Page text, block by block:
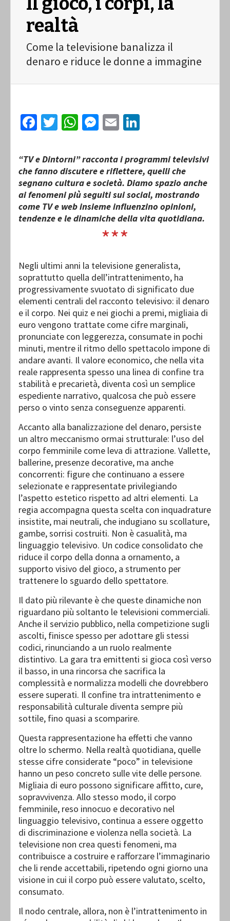
realtà
Come la televisione banalizza il
denaro e riduce le donne a immagine
Facebook
Twitter
WhatsApp
Messenger
Email
“TV e Dintorni”racconta i programmi televisivi
che fanno discutere e riflettere, quelli che
segnano cultura e società. Diamo spazio anche
ai fenomeni più seguiti sui social, mostrando
come TV e web insieme influenzino opinioni,
tendenze e le dinamiche della vita quotidiana.
***
Negli ultimi anni la televisione generalista,
soprattutto quella dell’intrattenimento, ha
progressivamente svuotato di significato due
elementi centrali del racconto televisivo: il denaro
e il corpo. Nei quiz e nei giochi a premi, migliaia di
euro vengono trattate come cifre marginali,
pronunciate con leggerezza, consumate in pochi
minuti, mentre il ritmo dello spettacolo impone di
andare avanti. Il valore economico, che nella vita
reale rappresenta spesso una linea di confine tra
stabilità e precarietà, diventa così un semplice
espediente narrativo, qualcosa che può essere
perso o vinto senza conseguenze apparenti.
Accanto alla banalizzazione del denaro, persiste
un altro meccanismo ormai strutturale: l’uso del
corpo femminile come leva di attrazione. Vallette,
ballerine, presenze decorative, ma anche
concorrenti: figure che continuano a essere
selezionate e rappresentate privilegiando
l’aspetto estetico rispetto ad altri elementi. La
regia accompagna questa scelta con inquadrature
insistite, mai neutrali, che indugiano su scollature,
gambe, sorrisi costruiti. Non è casualità, ma
linguaggio televisivo. Un codice consolidato che
riduce il corpo della donna a ornamento, a
supporto visivo del gioco, a strumento per
trattenere lo sguardo dello spettatore.
Il dato più rilevante è che queste dinamiche non
riguardano più soltanto le televisioni commerciali.
Anche il servizio pubblico, nella competizione sugli
ascolti, finisce spesso per adottare gli stessi
codici, rinunciando a un ruolo realmente
distintivo. La gara tra emittenti si gioca così verso
il basso, in una rincorsa che sacrifica la
complessità e normalizza modelli che dovrebbero
essere superati. Il confine tra intrattenimento e
responsabilità culturale diventa sempre più
sottile, fino quasi a scomparire.
Questa rappresentazione ha effetti che vanno
oltre lo schermo. Nella realtà quotidiana, quelle
stesse cifre considerate “poco” in televisione
hanno un peso concreto sulle vite delle persone.
Migliaia di euro possono significare affitto, cure,
sopravvivenza. Allo stesso modo, il corpo
femminile, reso innocuo e decorativo nel
linguaggio televisivo, continua a essere oggetto
di discriminazione e violenza nella società. La
televisione non crea questi fenomeni, ma
contribuisce a costruire e rafforzare l’immaginario
che li rende accettabili, ripetendo ogni giorno una
visione in cui il corpo può essere valutato, scelto,
consumato.
Il nodo centrale, allora, non è l’intrattenimento in